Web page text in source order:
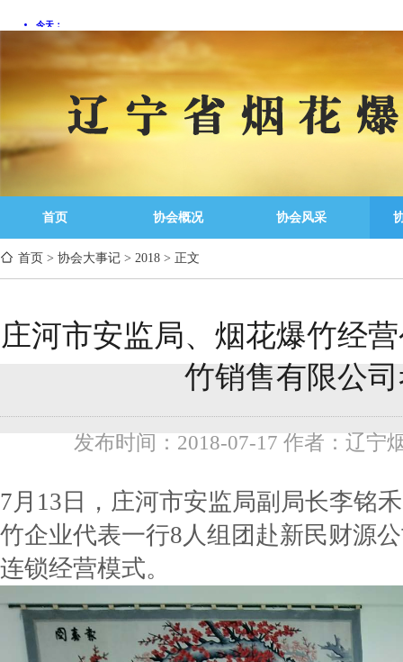
首页 协会概况 协会风采
首页 > 协会大事记 > 2018 > 正文
庄河市安监局、烟花爆竹经
竹销售有限公
发布时间：2018-07-17 作者：辽宁
7月13日，庄河市安监局副局长李铭
竹企业代表一行8人组团赴新民财源
连锁经营模式。